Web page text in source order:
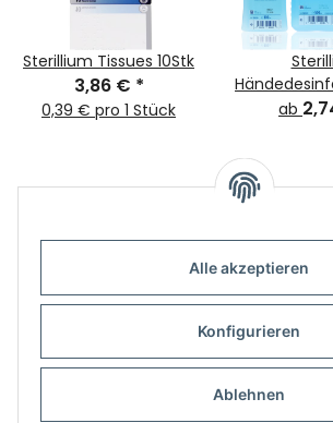
Alle akzeptieren
Konfigurieren
Ablehnen
Sterillium Tissues 10Stk
3,86 € *
0,39 € pro 1 Stück
-Größe
ab
Informationen
Gesetzliche Informationen